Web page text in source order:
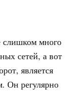
слишком много
сетей, а вот
является
Он регулярно